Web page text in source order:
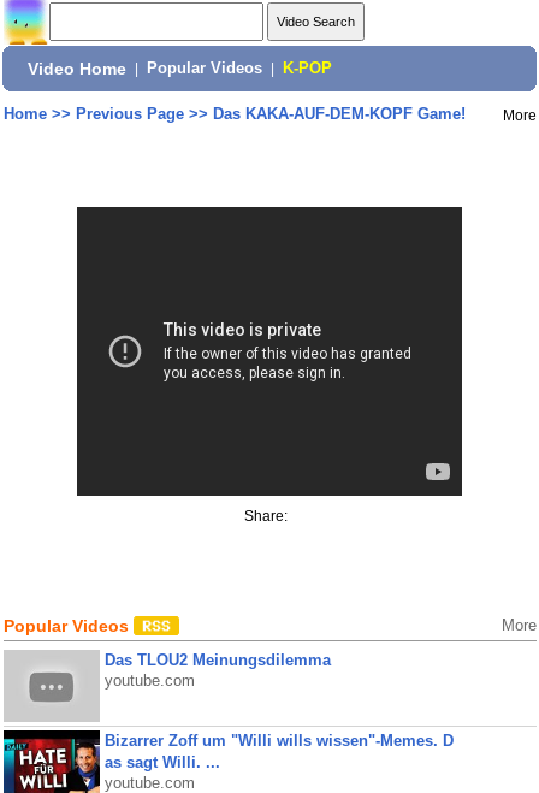
Video Home Popular Videos K-POP
Home>> Previous Page>> Das KAKA-AUF-DEM-KOPF Game! More
Share:
Popular Videos More
Das TLOU2 Meinungsdilemma
youtube.com
Bizarrer Zoff um "Willi wills wissen"-Memes. D
as sagt Willi. ...
youtube.com